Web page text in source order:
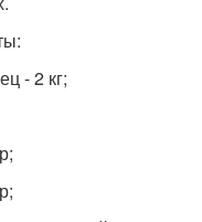
- 2 кг;